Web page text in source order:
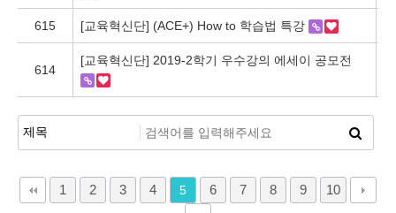
615 [교육혁신단] (ACE+) How to 학습법 특강
614
[교육혁신단] 2019-2학기 우수강의 에세이 공모전
1 2 3 4 5 6 7 8 9 10